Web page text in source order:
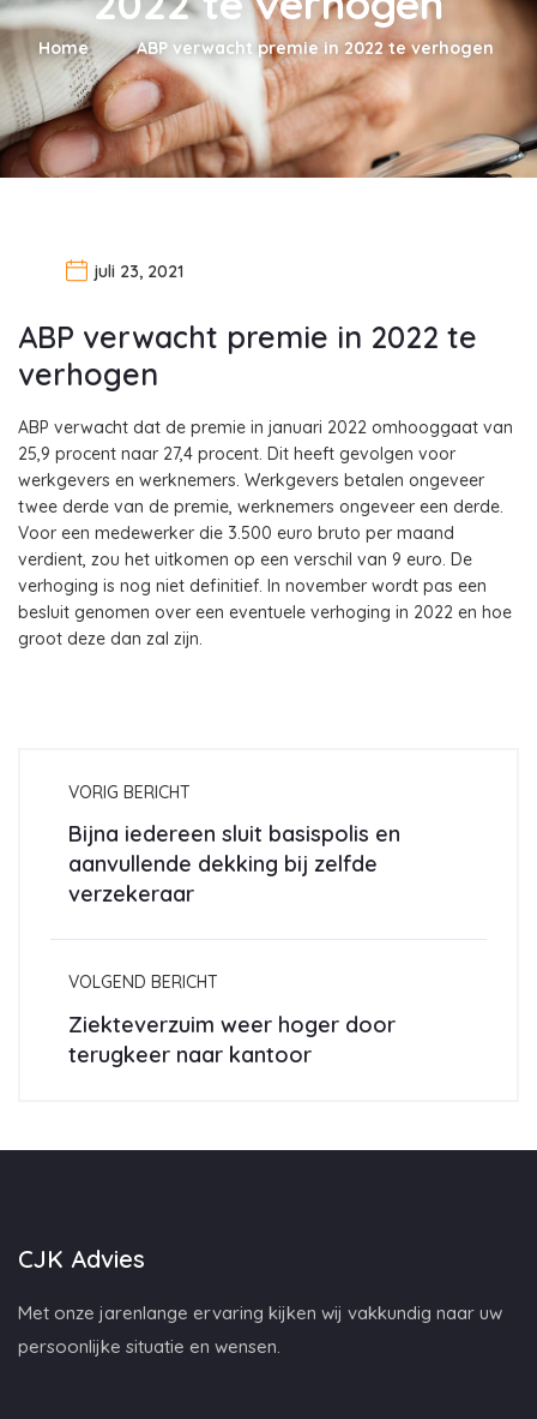
Home ABP verwacht premie in 2022 te verhogen
juli 23, 2021
ABP verwacht premie in 2022 te
verhogen
ABP verwacht dat de premie in januari 2022 omhooggaat van
25,9 procent naar 27,4 procent. Dit heeft gevolgen voor
werkgevers en werknemers. Werkgevers betalen ongeveer
twee derde van de premie, werknemers ongeveer een derde.
Voor een medewerker die 3.500 euro bruto per maand
verdient, zou het uitkomen op een verschil van 9 euro. De
verhoging is nog niet definitief. In november wordt pas een
besluit genomen over een eventuele verhoging in 2022 en hoe
groot deze dan zal zijn.
VORIG BERICHT
Bijna iedereen sluit basispolis en
aanvullende dekking bij zelfde
verzekeraar
VOLGEND BERICHT
Ziekteverzuim weer hoger door
terugkeer naar kantoor
CJK Advies
Met onze jarenlange ervaring kijken wij vakkundig naar uw
persoonlijke situatie en wensen.